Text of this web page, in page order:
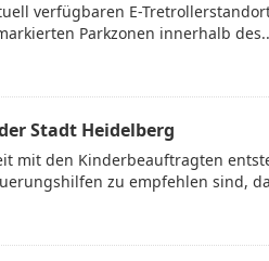
verfügbaren E-
Parkzonen innerhalb
Stadt Heidelberg
mit den Kinderbeauftragten
zu empfehlen sind,